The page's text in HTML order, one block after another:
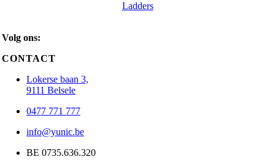
Ladders
Volg ons:
CONTACT
Lokerse baan 3,
9111 Belsele
0477 771 777
info@yunic.be
BE 0735.636.320